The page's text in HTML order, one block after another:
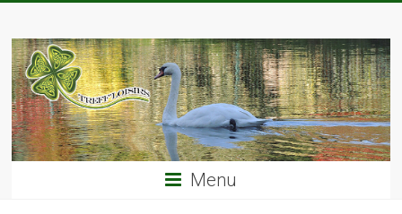
content
TREFF'LOISIRS
Menu